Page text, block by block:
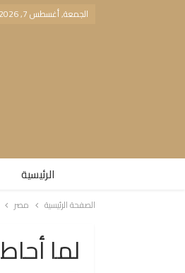
الجمعة, أغسطس 7, 2026
الرئيسية
الصفحة الرئيسية مصر
لما